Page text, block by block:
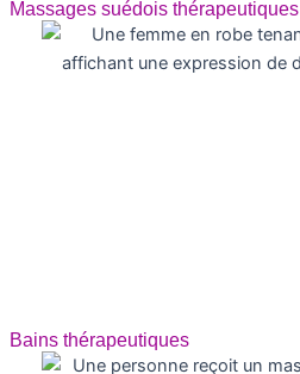
Massages suédois thérapeutiques
Bains thérapeutiques